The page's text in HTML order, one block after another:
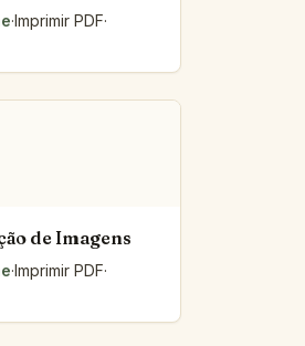
·Imprimir PDF·
de Imagens
·Imprimir PDF·